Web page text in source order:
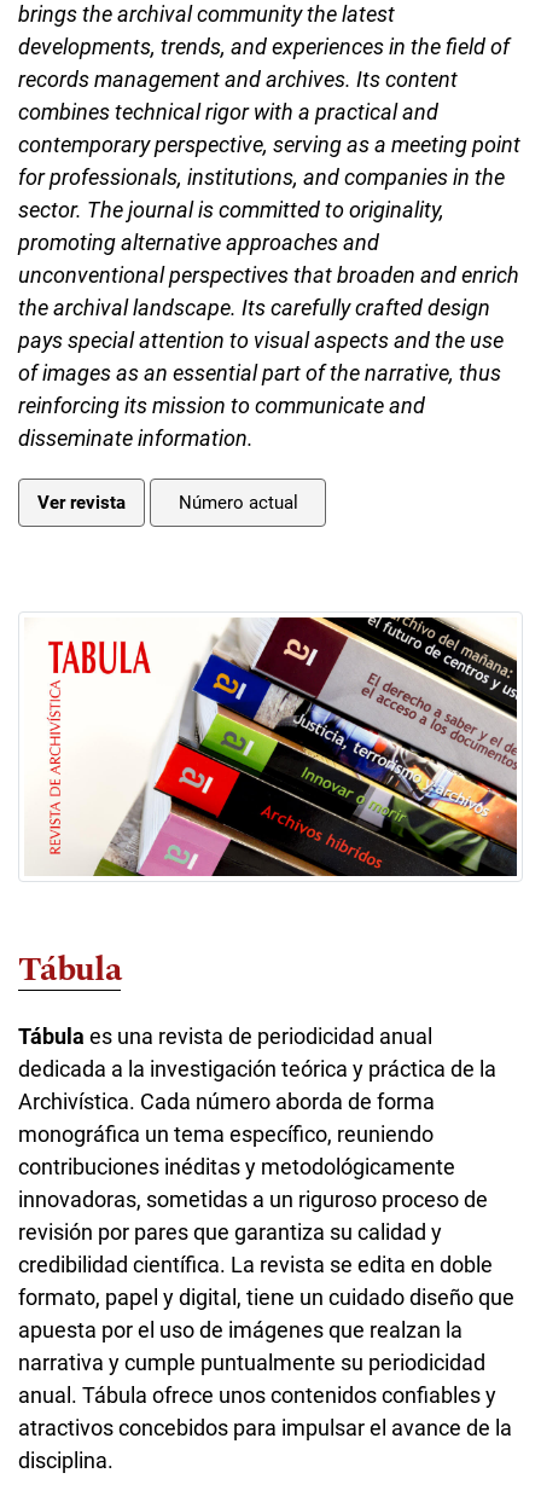
brings the archival community the latest
developments, trends, and experiences in the field of
records management and archives. Its content
combines technical rigor with a practical and
contemporary perspective, serving as a meeting point
for professionals, institutions, and companies in the
sector. The journal is committed to originality,
promoting alternative approaches and
unconventional perspectives that broaden and enrich
the archival landscape. Its carefully crafted design
pays special attention to visual aspects and the use
of images as an essential part of the narrative, thus
reinforcing its mission to communicate and
disseminate information.
Ver revista Número actual
Tábula
Tábula es una revista de periodicidad anual
dedicada a la investigación teórica y práctica de la
Archivística. Cada número aborda de forma
monográfica un tema específico, reuniendo
contribuciones inéditas y metodológicamente
innovadoras, sometidas a un riguroso proceso de
revisión por pares que garantiza su calidad y
credibilidad científica. La revista se edita en doble
formato, papel y digital, tiene un cuidado diseño que
apuesta por el uso de imágenes que realzan la
narrativa y cumple puntualmente su periodicidad
anual. Tábula ofrece unos contenidos confiables y
atractivos concebidos para impulsar el avance de la
disciplina.